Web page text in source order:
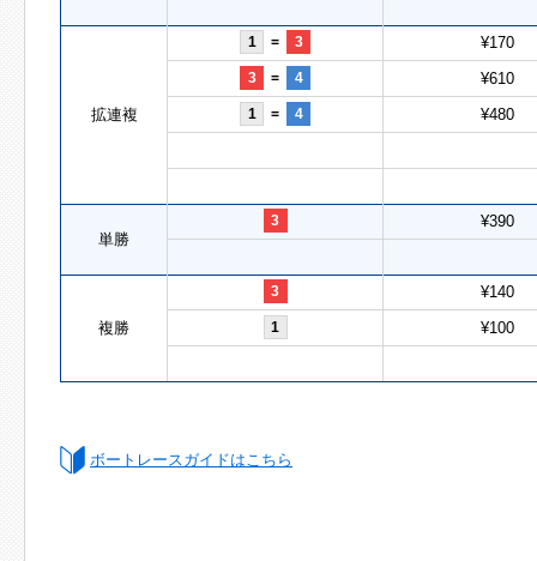
拡連複
1 = 3 ¥170
3 = 4 ¥610
1 = 4 ¥480
単勝
3 ¥390
複勝
3 ¥140
1 ¥100
ボートレースガイドはこちら